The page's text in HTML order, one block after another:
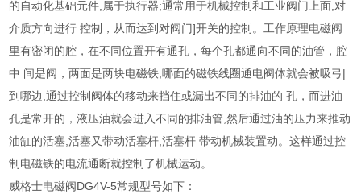
的自动化基础元件,属于执行器;通常用于机械控制和工业阀门上面,对
介质方向进行 控制，从而达到对阀门]开关的控制。工作原理电磁阀
里有密闭的腔，在不同位置开有通孔，每个孔都通向不同的油管，腔
中 间是阀，两面是两块电磁铁,哪面的磁铁线圈通电阀体就会被吸弓|
到哪边,通过控制阀体的移动来挡住或漏出不同的排油的 孔，而进油
孔是常开的，液压油就会进入不同的排油管,然后通过油的压力来推动
油缸的活塞,活塞又带动活塞杆,活塞杆 带动机械装置动。这样通过控
制电磁铁的电流通断就控制了机械运动。
威格士电磁阀DG4V-5常规型号如下：